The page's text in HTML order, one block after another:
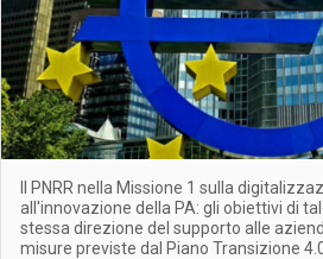
Il PNRR nella Missione 1 sulla
all'innovazione della PA: gli obiettivi di
stessa direzione del supporto alle
misure previste dal Piano Transizione